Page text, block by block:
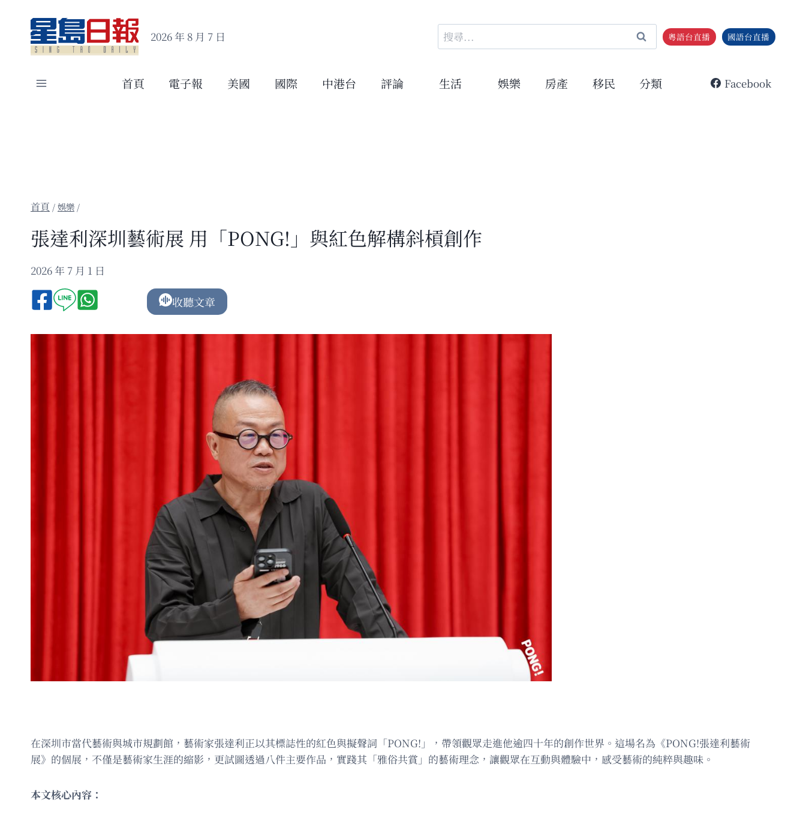
content
2026 年 8 月 7 日
搜
尋
鍵
粵語台直播 國語台直播
首頁 電子報 美國 國際 中港台 評論 生活 娛樂 房產 移民 分類 Facebook
/娛樂 /
張達利深圳藝術展 用「PONG!」與紅色解構斜槓創作
2026 年 7 月 1 日
收聽文章
在深圳市當代藝術與城市規劃館，藝術家張達利正以其標誌性的紅色與擬聲詞「PONG!」，帶領觀眾走進他逾四十年的創作世界。這場名為《PONG!張達利藝術
展》的個展，不僅是藝術家生涯的縮影，更試圖透過八件主要作品，實踐其「雅俗共賞」的藝術理念，讓觀眾在互動與體驗中，感受藝術的純粹與趣味。
本文核心內容：